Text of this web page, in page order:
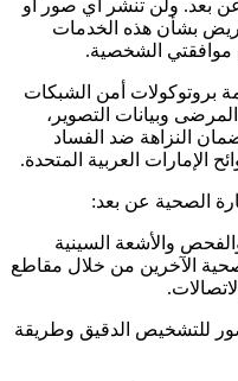
بعد. ولن تنشر أي صور أو
بشأن هذه الخدمات
موافقتي الشخصية.
بروتوكولات أمن الشبكات
وبيانات التصوير،
النزاهة ضد الفساد
الإمارات العربية المتحدة.
الصحية عن بعد:
والأشعة السينية
الآخرين من خلال مقاطع
للتشخيص الدقيق وطريقة